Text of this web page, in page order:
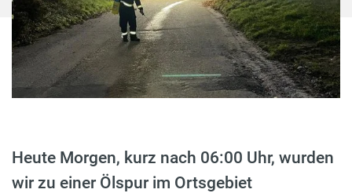
Heute Morgen, kurz nach 06:00 Uhr, wurden
wir zu einer Ölspur im Ortsgebiet